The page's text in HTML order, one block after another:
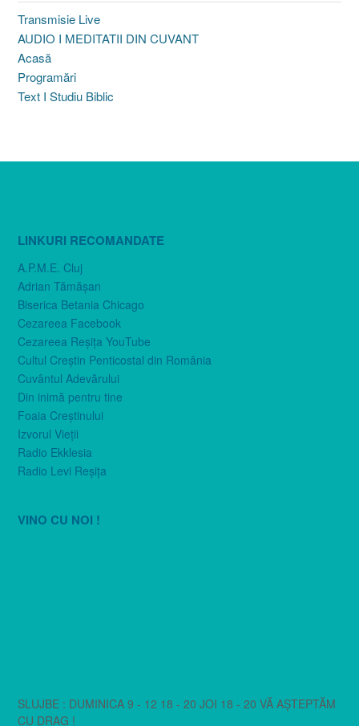
Transmisie Live
AUDIO I MEDITATII DIN CUVANT
Acasă
Programări
Text I Studiu Biblic
LINKURI RECOMANDATE
A.P.M.E. Cluj
Adrian Tămăşan
Biserica Betania Chicago
Cezareea Facebook
Cezareea Reşiţa YouTube
Cultul Creştin Penticostal din România
Cuvântul Adevărului
Din inimă pentru tine
Foaia Creştinului
Izvorul Vieţii
Radio Ekklesia
Radio Levi Reşiţa
VINO CU NOI !
SLUJBE : DUMINICA 9 - 12 18 - 20 JOI 18 - 20 VĂ AȘTEPTĂM
CU DRAG !